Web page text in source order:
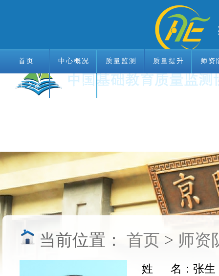
首页 中心概况 质量监测 质量提升
质量提升
师资
师资
教工之家
教工之家
联系我们
联系我们
当前位置： 首页 > 师资
姓 名： 张生